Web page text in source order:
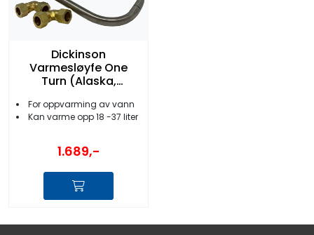
Dickinson
Varmesløyfe One
Turn (Alaska,
For oppvarming av vann
Kan varme opp 18 -37 liter
1.689,-